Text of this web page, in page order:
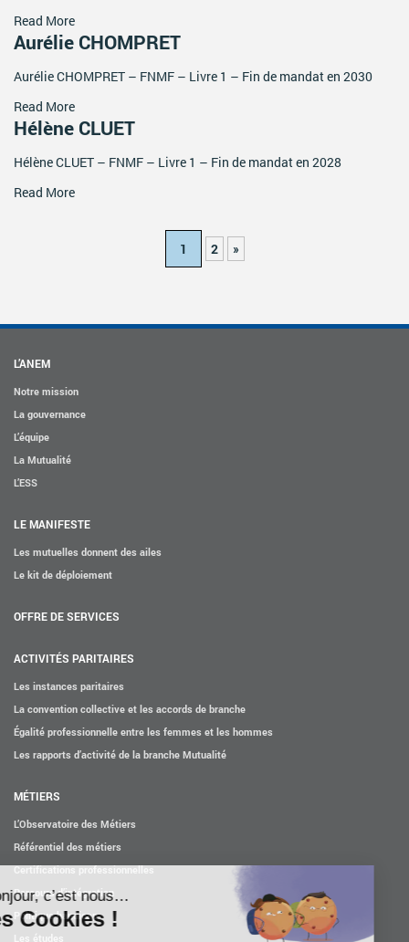
Read More
Aurélie CHOMPRET
Aurélie CHOMPRET – FNMF – Livre 1 – Fin de mandat en 2030
Read More
Hélène CLUET
Hélène CLUET – FNMF – Livre 1 – Fin de mandat en 2028
Read More
1 2 »
L’ANEM
Notre mission
La gouvernance
L’équipe
La Mutualité
L’ESS
LE MANIFESTE
Les mutuelles donnent des ailes
Le kit de déploiement
OFFRE DE SERVICES
ACTIVITÉS PARITAIRES
Les instances paritaires
La convention collective et les accords de branche
Égalité professionnelle entre les femmes et les hommes
Les rapports d’activité de la branche Mutualité
MÉTIERS
L’Observatoire des Métiers
Référentiel des métiers
Certifications professionnelles
Parcours d’intégration
Politique handicap
Les études